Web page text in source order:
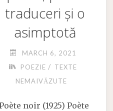
traduceri și o
asimptotă
MARCH 6, 2021
POEZIE / TEXTE
NEMAIVĂZUTE
noir (1925) Poète